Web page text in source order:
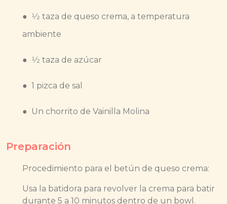
● 1⁄2 taza de queso crema, a temperatura
ambiente
● 1⁄2 taza de azúcar
● 1 pizca de sal
● Un chorrito de Vainilla Molina
Preparación
Procedimiento para el betún de queso crema:
Usa la batidora para revolver la crema para batir
durante 5 a 10 minutos dentro de un bowl.